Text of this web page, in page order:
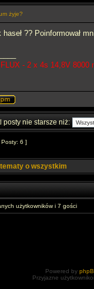
żyje?
haseł ?? Poinformował
- 2 x 4s 14,8V 8000
posty nie starsze niż:
Posty: 6 ]
o wszystkim
użytkowników i 7 gości
Powered by
Przyjazne